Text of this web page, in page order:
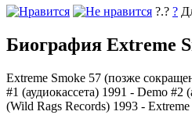
?.? ?
Биография Extreme
Extreme Smoke 57 (позже
#1 (аудиокассета) 1991 - Demo
(Wild Rags Records) 1993 -